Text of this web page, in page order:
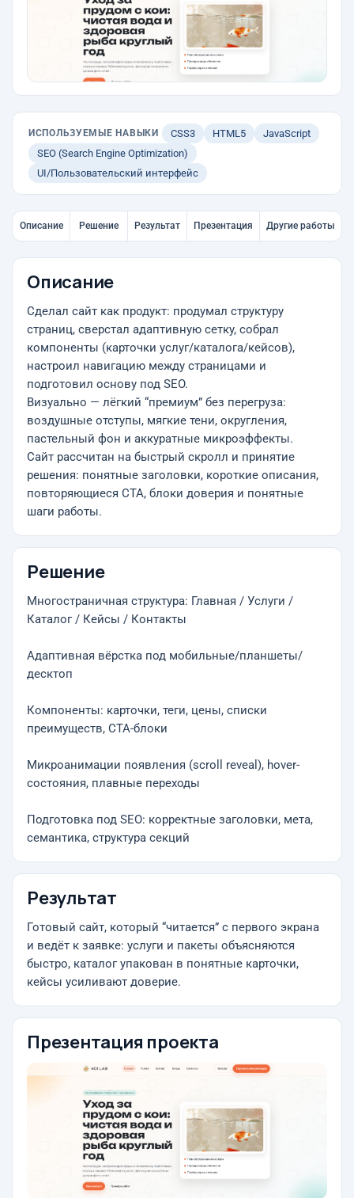
ИСПОЛЬЗУЕМЫЕ НАВЫКИ CSS3 HTML5
JavaScript
SEO (Search Engine Optimization)
UI/Пользовательский интерфейс
Описание Решение Результат Презентация Другие работы
Описание
Сделал сайт как продукт: продумал структуру
страниц, сверстал адаптивную сетку, собрал
компоненты (карточки услуг/каталога/кейсов),
настроил навигацию между страницами и
подготовил основу под SEO.
Визуально — лёгкий “премиум” без перегруза:
воздушные отступы, мягкие тени, округления,
пастельный фон и аккуратные микроэффекты.
Сайт рассчитан на быстрый скролл и принятие
решения: понятные заголовки, короткие описания,
повторяющиеся CTA, блоки доверия и понятные
шаги работы.
Решение
Многостраничная структура: Главная / Услуги /
Каталог / Кейсы / Контакты
Адаптивная вёрстка под мобильные/планшеты/
десктоп
Компоненты: карточки, теги, цены, списки
преимуществ, CTA-блоки
Микроанимации появления (scroll reveal), hover-
состояния, плавные переходы
Подготовка под SEO: корректные заголовки, мета,
семантика, структура секций
Результат
Готовый сайт, который “читается” с первого экрана
и ведёт к заявке: услуги и пакеты объясняются
быстро, каталог упакован в понятные карточки,
кейсы усиливают доверие.
Презентация проекта